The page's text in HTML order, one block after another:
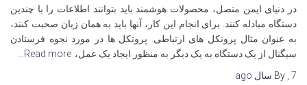
در دنیای ایمن متصل، محصولات هوشمند باید بتوانند اطلاعات را با چندین
دستگاه مبادله کنند. برای انجام این کار، آنها باید به همان زبان صحبت کنند،
به عنوان مثال پروتکل های ارتباطی. پروتکل ها در مورد نحوه فرستادن
سیگنال از یک دستگاه به یک دیگر به منظور ایجاد یک عمل، Read more…
By 7 سال